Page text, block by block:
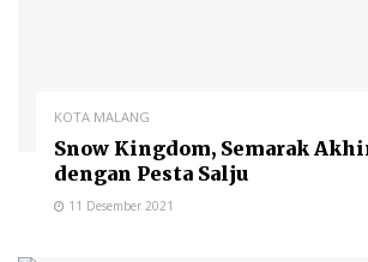
KOTA MALANG
Snow Kingdom, Semarak
dengan Pesta Salju
11 Desember 2021